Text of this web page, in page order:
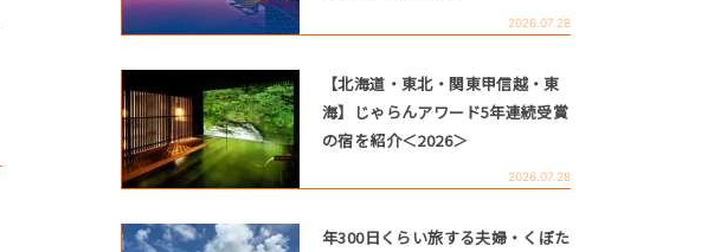
2026.07.28
【北海道・東北・関東甲信越・東
海】じゃらんアワード5年連続受賞
の宿を紹介＜2026＞
2026.07.28
年300日くらい旅する夫婦・くぼた